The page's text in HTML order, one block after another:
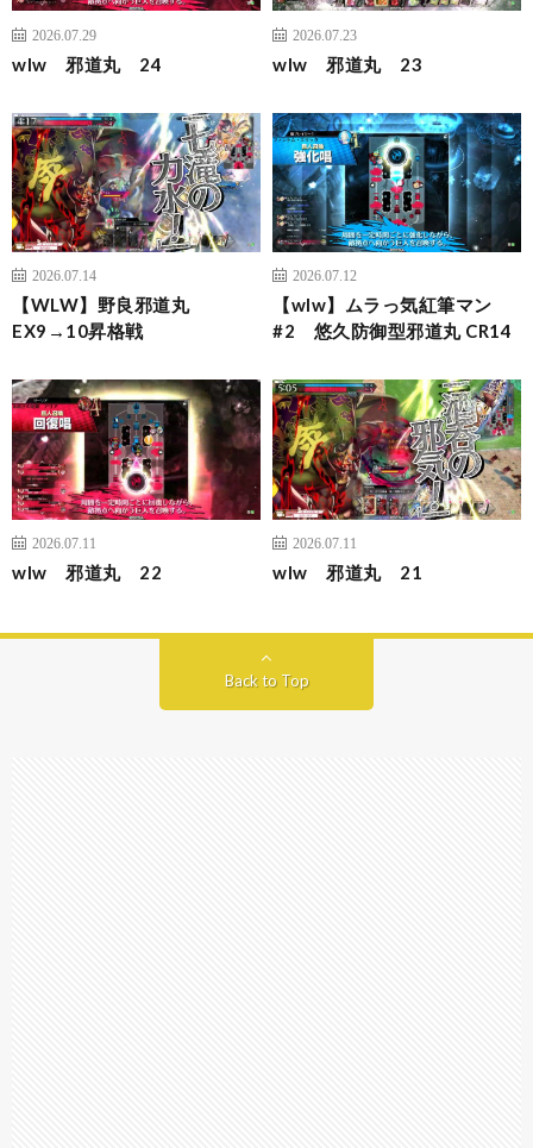
2026.07.29
wlw 邪道丸 24
2026.07.23
wlw 邪道丸 23
2026.07.14
【WLW】野良邪道丸
EX9→10昇格戦
2026.07.12
【wlw】ムラっ気紅筆マン
#2 悠久防御型邪道丸 CR14
2026.07.11
wlw 邪道丸 22
2026.07.11
wlw 邪道丸 21
Back to Top